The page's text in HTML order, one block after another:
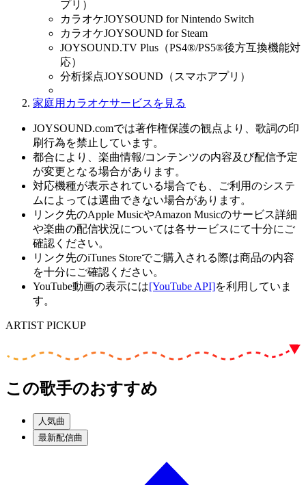
プリ）
カラオケJOYSOUND for Nintendo Switch
カラオケJOYSOUND for Steam
JOYSOUND.TV Plus（PS4®/PS5®後方互換機能対
応）
分析採点JOYSOUND（スマホアプリ）
家庭用カラオケサービスを見る
JOYSOUND.comでは著作権保護の観点より、歌詞の印
刷行為を禁止しています。
都合により、楽曲情報/コンテンツの内容及び配信予定
が変更となる場合があります。
対応機種が表示されている場合でも、ご利用のシステ
ムによっては選曲できない場合があります。
リンク先のApple MusicやAmazon Musicのサービス詳細
や楽曲の配信状況については各サービスにて十分にご
確認ください。
リンク先のiTunes Storeでご購入される際は商品の内容
を十分にご確認ください。
YouTube動画の表示には[YouTube API]を利用していま
す。
ARTIST PICKUP
この歌手のおすすめ
人気曲
最新配信曲